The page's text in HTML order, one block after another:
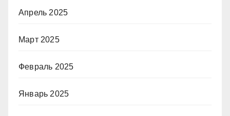
Апрель 2025
Март 2025
Февраль 2025
Январь 2025